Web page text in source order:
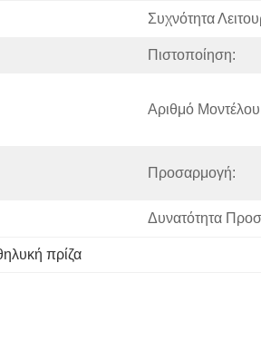
Συχνότητα
Πιστοποίηση:
Αριθμό
Προσαρμογή:
Δυνατότητα
πρίζα